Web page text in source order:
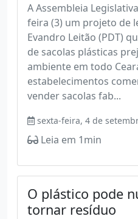
A Assembleia
feira (3) um projeto de
Evandro Leitão (PDT)
de sacolas plásticas
ambiente em todo
estabelecimentos
vender sacolas fab...
sexta-feira, 4 de
Leia em 1min
O plástico pode
tornar resíduo